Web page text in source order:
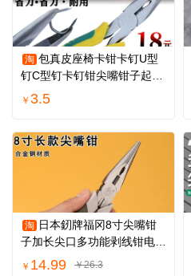
淘 包真皮座椅卡钳卡钉U型
钉C型钉卡钉钳尖嘴钳子起子
安装坐垫套工具
￥ 3.5
淘 日本釰牌福冈8寸尖嘴钳
子加长尖口多功能剥线钳电工
钳扭线工具
￥ 14.99 ￥26.3